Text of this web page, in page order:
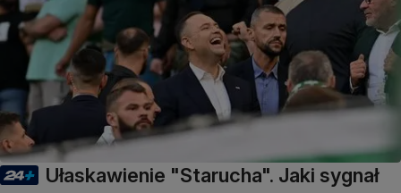
Ułaskawienie "Starucha". Jaki sygnał